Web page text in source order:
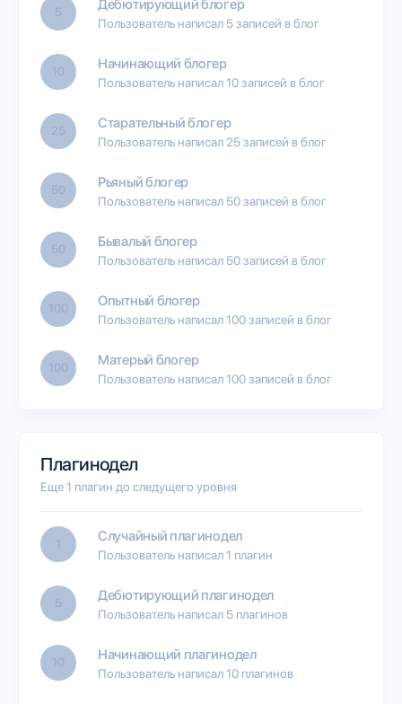
5 Дебютирующий блогер
Пользователь написал 5 записей в блог
10 Начинающий блогер
Пользователь написал 10 записей в блог
25 Старательный блогер
Пользователь написал 25 записей в блог
50 Рьяный блогер
Пользователь написал 50 записей в блог
50 Бывалый блогер
Пользователь написал 50 записей в блог
100 Опытный блогер
Пользователь написал 100 записей в блог
100 Матерый блогер
Пользователь написал 100 записей в блог
Плагинодел
Еще 1 плагин до следущего уровня
1 Случайный плагинодел
Пользователь написал 1 плагин
5 Дебютирующий плагинодел
Пользователь написал 5 плагинов
10 Начинающий плагинодел
Пользователь написал 10 плагинов